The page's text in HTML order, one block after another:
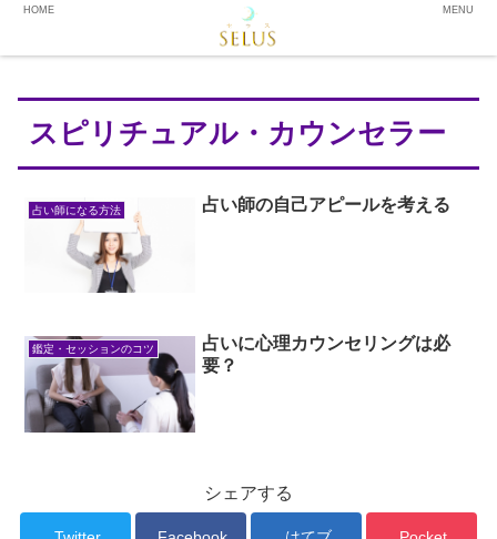
スピリチュアル・カウンセラー
占い師になる方法 占い師の自己アピールを考える
鑑定・セッションのコツ
占いに心理カウンセリングは必
要？
シェアする
HOME MENU